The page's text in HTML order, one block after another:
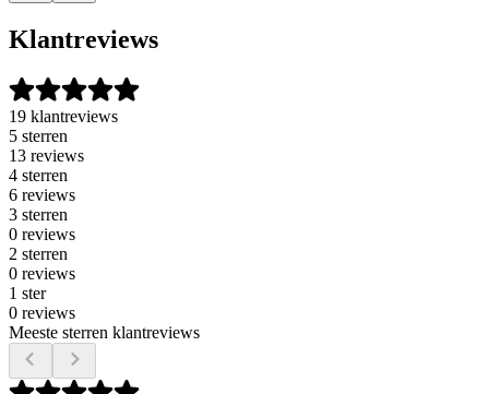
Klantreviews
19 klantreviews
5 sterren
13 reviews
4 sterren
6 reviews
3 sterren
0 reviews
2 sterren
0 reviews
1 ster
0 reviews
Meeste sterren klantreviews